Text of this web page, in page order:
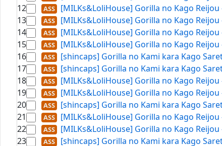
12
[MILKs&LoliHouse] Gorilla no Kago Reijou
13
[MILKs&LoliHouse] Gorilla no Kago Reijou
14
[MILKs&LoliHouse] Gorilla no Kago Reijou
15
[MILKs&LoliHouse] Gorilla no Kago Reijou
16
[shincaps] Gorilla no Kami kara Kago
17
[shincaps] Gorilla no Kami kara Kago
18
[MILKs&LoliHouse] Gorilla no Kago Reijou
19
[MILKs&LoliHouse] Gorilla no Kago Reijou
20
[shincaps] Gorilla no Kami kara Kago
21
[MILKs&LoliHouse] Gorilla no Kago Reijou
22
[MILKs&LoliHouse] Gorilla no Kago Reijou
23
[shincaps] Gorilla no Kami kara Kago